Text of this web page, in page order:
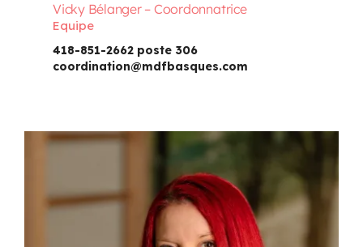
Vicky Bélanger – Coordonnatrice
Equipe
418-851-2662 poste 306
coordination@mdfbasques.com